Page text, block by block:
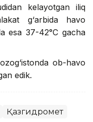
kelayotgan iliq
g‘arbida havo
esa 37-42°C gacha
ob-havo
edik.
Қазгидромет